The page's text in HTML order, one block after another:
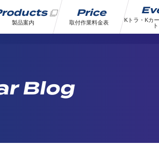
製品案内
Price
取付作業料金表
Kトラ・Kカ
ト
Blog